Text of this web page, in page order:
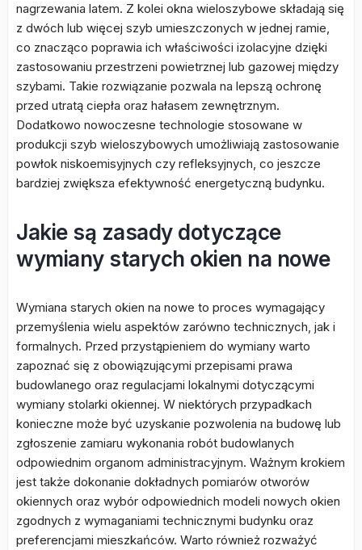
nagrzewania latem. Z kolei okna wieloszybowe składają się
z dwóch lub więcej szyb umieszczonych w jednej ramie,
co znacząco poprawia ich właściwości izolacyjne dzięki
zastosowaniu przestrzeni powietrznej lub gazowej między
szybami. Takie rozwiązanie pozwala na lepszą ochronę
przed utratą ciepła oraz hałasem zewnętrznym.
Dodatkowo nowoczesne technologie stosowane w
produkcji szyb wieloszybowych umożliwiają zastosowanie
powłok niskoemisyjnych czy refleksyjnych, co jeszcze
bardziej zwiększa efektywność energetyczną budynku.
Jakie są zasady dotyczące
wymiany starych okien na nowe
Wymiana starych okien na nowe to proces wymagający
przemyślenia wielu aspektów zarówno technicznych, jak i
formalnych. Przed przystąpieniem do wymiany warto
zapoznać się z obowiązującymi przepisami prawa
budowlanego oraz regulacjami lokalnymi dotyczącymi
wymiany stolarki okiennej. W niektórych przypadkach
konieczne może być uzyskanie pozwolenia na budowę lub
zgłoszenie zamiaru wykonania robót budowlanych
odpowiednim organom administracyjnym. Ważnym krokiem
jest także dokonanie dokładnych pomiarów otworów
okiennych oraz wybór odpowiednich modeli nowych okien
zgodnych z wymaganiami technicznymi budynku oraz
preferencjami mieszkańców. Warto również rozważyć